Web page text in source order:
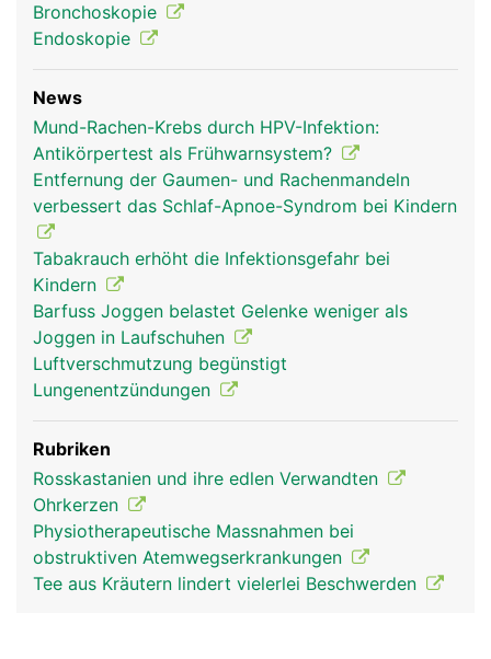
Rachen Mann
Bronchoskopie
Endoskopie
News
Mund-Rachen-Krebs durch HPV-Infektion:
Antikörpertest als Frühwarnsystem?
Entfernung der Gaumen- und Rachenmandeln
verbessert das Schlaf-Apnoe-Syndrom bei Kindern
Tabakrauch erhöht die Infektionsgefahr bei
Kindern
Barfuss Joggen belastet Gelenke weniger als
Joggen in Laufschuhen
Luftverschmutzung begünstigt
Lungenentzündungen
Rubriken
Rosskastanien und ihre edlen Verwandten
Ohrkerzen
Physiotherapeutische Massnahmen bei
obstruktiven Atemwegserkrankungen
Tee aus Kräutern lindert vielerlei Beschwerden